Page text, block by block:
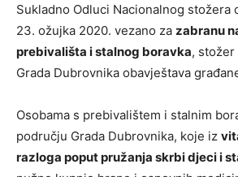
Sukladno Odluci Nacionalnog stožera
23. ožujka 2020. vezano za zabranu
prebivališta i stalnog boravka,
Grada Dubrovnika obavještava
Osobama s prebivalištem i stalnim
području Grada Dubrovnika, koje iz
razloga poput pružanja skrbi djeci i